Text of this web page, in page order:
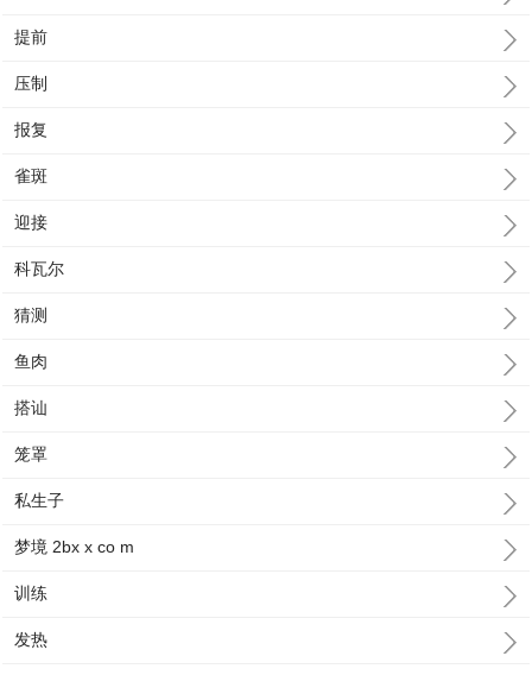
提前
压制
报复
雀斑
迎接
科瓦尔
猜测
鱼肉
搭讪
笼罩
私生子
梦境 2bx x co m
训练
发热